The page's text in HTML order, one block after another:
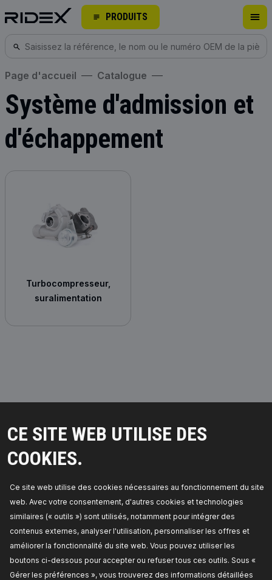
PRODUITS
CE SITE WEB UTILISE DES
COOKIES.
Ce site web utilise des cookies nécessaires au fonctionnement du site
web. Avec votre consentement, d'autres cookies et technologies
similaires (« outils ») sont utilisés, notamment pour intégrer des
contenus externes, analyser l'utilisation, personnaliser les offres et
améliorer la fonctionnalité du site web. Vous pouvez utiliser les
boutons ci-dessous pour accepter ou refuser tous ces outils. Sous «
Gérer les préférences », vous trouverez des informations détaillées
Page d'accueil Catalogue
Système d'admission et
d'échappement
Turbocompresseur,
suralimentation
10365 BERLIN
PRODUITS
À PROPOS DE NOUS
RIDEX
PARTENARIAT
Revendeurs
Pour les fournisseurs